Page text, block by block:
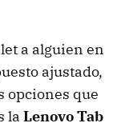
a alguien en
ajustado,
opciones que
la Lenovo Tab